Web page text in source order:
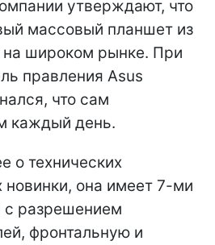
утверждают, что
массовый планшет из
на широком рынке. При
правления Asus
что сам
каждый день.
о технических
новинки, она имеет 7-ми
разрешением
фронтальную и